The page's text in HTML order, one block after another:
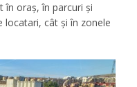
în oraș, în parcuri și
locatari, cât și în zonele